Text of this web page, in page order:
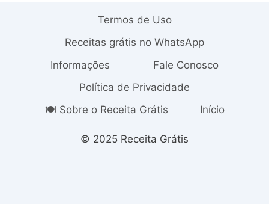
Termos de Uso
Receitas grátis no WhatsApp
Informações
Fale Conosco
Política de Privacidade
🍽️ Sobre o Receita Grátis
Início
© 2025 Receita Grátis